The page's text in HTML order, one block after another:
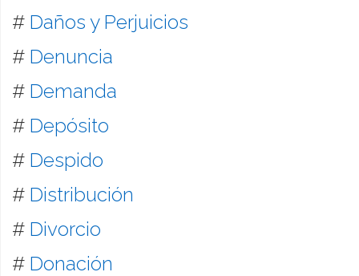
# Daños y Perjuicios
# Denuncia
# Demanda
# Depósito
# Despido
# Distribución
# Divorcio
# Donación